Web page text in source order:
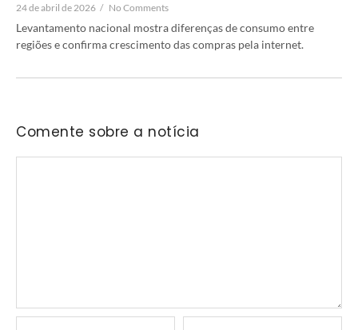
24 de abril de 2026 / No Comments
Levantamento nacional mostra diferenças de consumo entre
regiões e confirma crescimento das compras pela internet.
Comente sobre a notícia